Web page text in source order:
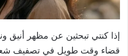
إذا كنتي تبحثين عن مظهر أنيق
قضاء وقت طويل في تصفيف